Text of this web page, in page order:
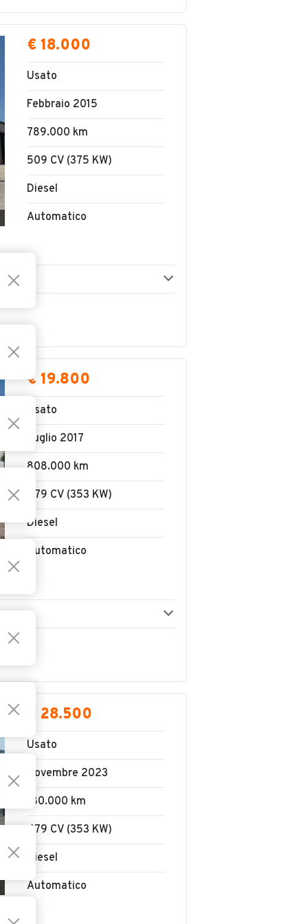
€ 18.000
Usato
Febbraio 2015
789.000 km
509 CV (375 KW)
Diesel
Automatico
€ 19.800
Usato
Luglio 2017
808.000 km
479 CV (353 KW)
Diesel
Automatico
€ 28.500
Usato
Novembre 2023
180.000 km
479 CV (353 KW)
Diesel
Automatico